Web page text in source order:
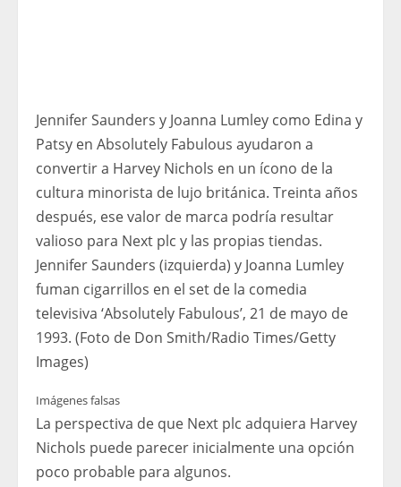
Jennifer Saunders y Joanna Lumley como Edina y
Patsy en Absolutely Fabulous ayudaron a
convertir a Harvey Nichols en un ícono de la
cultura minorista de lujo británica. Treinta años
después, ese valor de marca podría resultar
valioso para Next plc y las propias tiendas.
Jennifer Saunders (izquierda) y Joanna Lumley
fuman cigarrillos en el set de la comedia
televisiva ‘Absolutely Fabulous’, 21 de mayo de
1993. (Foto de Don Smith/Radio Times/Getty
Images)
Imágenes falsas
La perspectiva de que Next plc adquiera Harvey
Nichols puede parecer inicialmente una opción
poco probable para algunos.